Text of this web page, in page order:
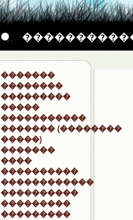
�������
��������
���������
�����
�����������
������� (��������
�����)
�������
����
����������
������������
����������
���������
���������